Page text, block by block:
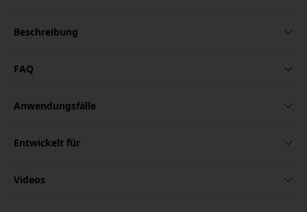
Beschreibung
FAQ
Anwendungsfälle
Entwickelt für
Videos